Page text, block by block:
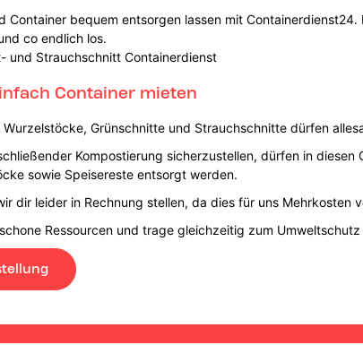
Container bequem entsorgen lassen mit
co endlich los.
und Strauchschnitt Containerdienst
Container mieten
Grünschnitte und Strauchschnitte dürfen
Kompostierung sicherzustellen, dürfen in diesen
sowie Speisereste entsorgt werden.
dir leider in Rechnung stellen, da dies für uns Mehrkosten
Ressourcen und trage gleichzeitig zum Umweltschutz